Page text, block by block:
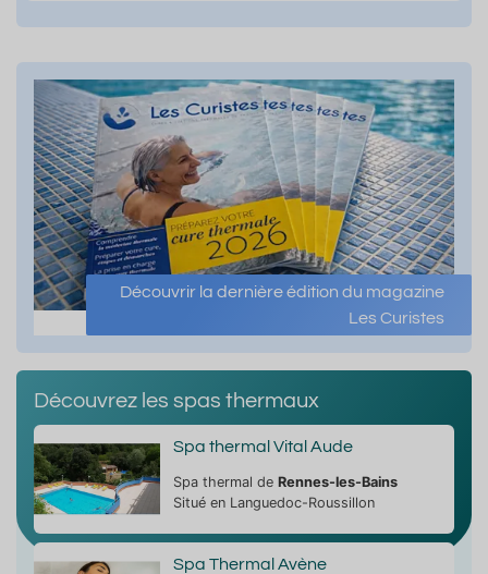
Découvrir la dernière édition du magazine
Les Curistes
Découvrez les spas thermaux
Spa thermal Vital Aude
Spa thermal de Rennes-les-Bains
Situé en Languedoc-Roussillon
Spa Thermal Avène